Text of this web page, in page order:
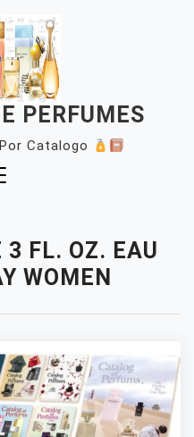
PERFUMES
Catalogo
3 FL. OZ. EAU
WOMEN